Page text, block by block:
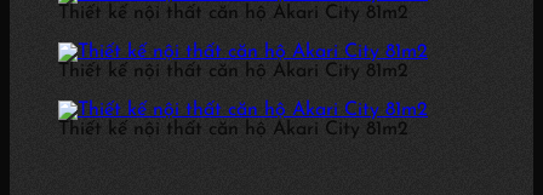
Thiết kế nội thất căn hộ Akari City 81m2
Thiết kế nội thất căn hộ Akari City 81m2
Thiết kế nội thất căn hộ Akari City 81m2